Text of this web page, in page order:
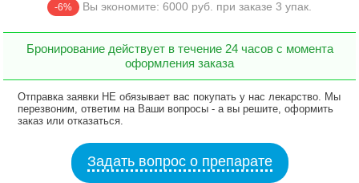
-6% Вы экономите: 6000 руб. при заказе 3 упак.
Бронирование действует в течение 24 часов с момента
оформления заказа
Отправка заявки НЕ обязывает вас покупать у нас лекарство. Мы
перезвоним, ответим на Ваши вопросы - а вы решите, оформить
заказ или отказаться.
Задать вопрос о препарате